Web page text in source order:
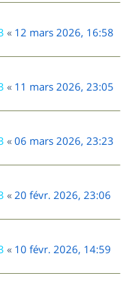
« 12 mars 2026, 16:58
« 11 mars 2026, 23:05
« 06 mars 2026, 23:23
« 20 févr. 2026, 23:06
« 10 févr. 2026, 14:59